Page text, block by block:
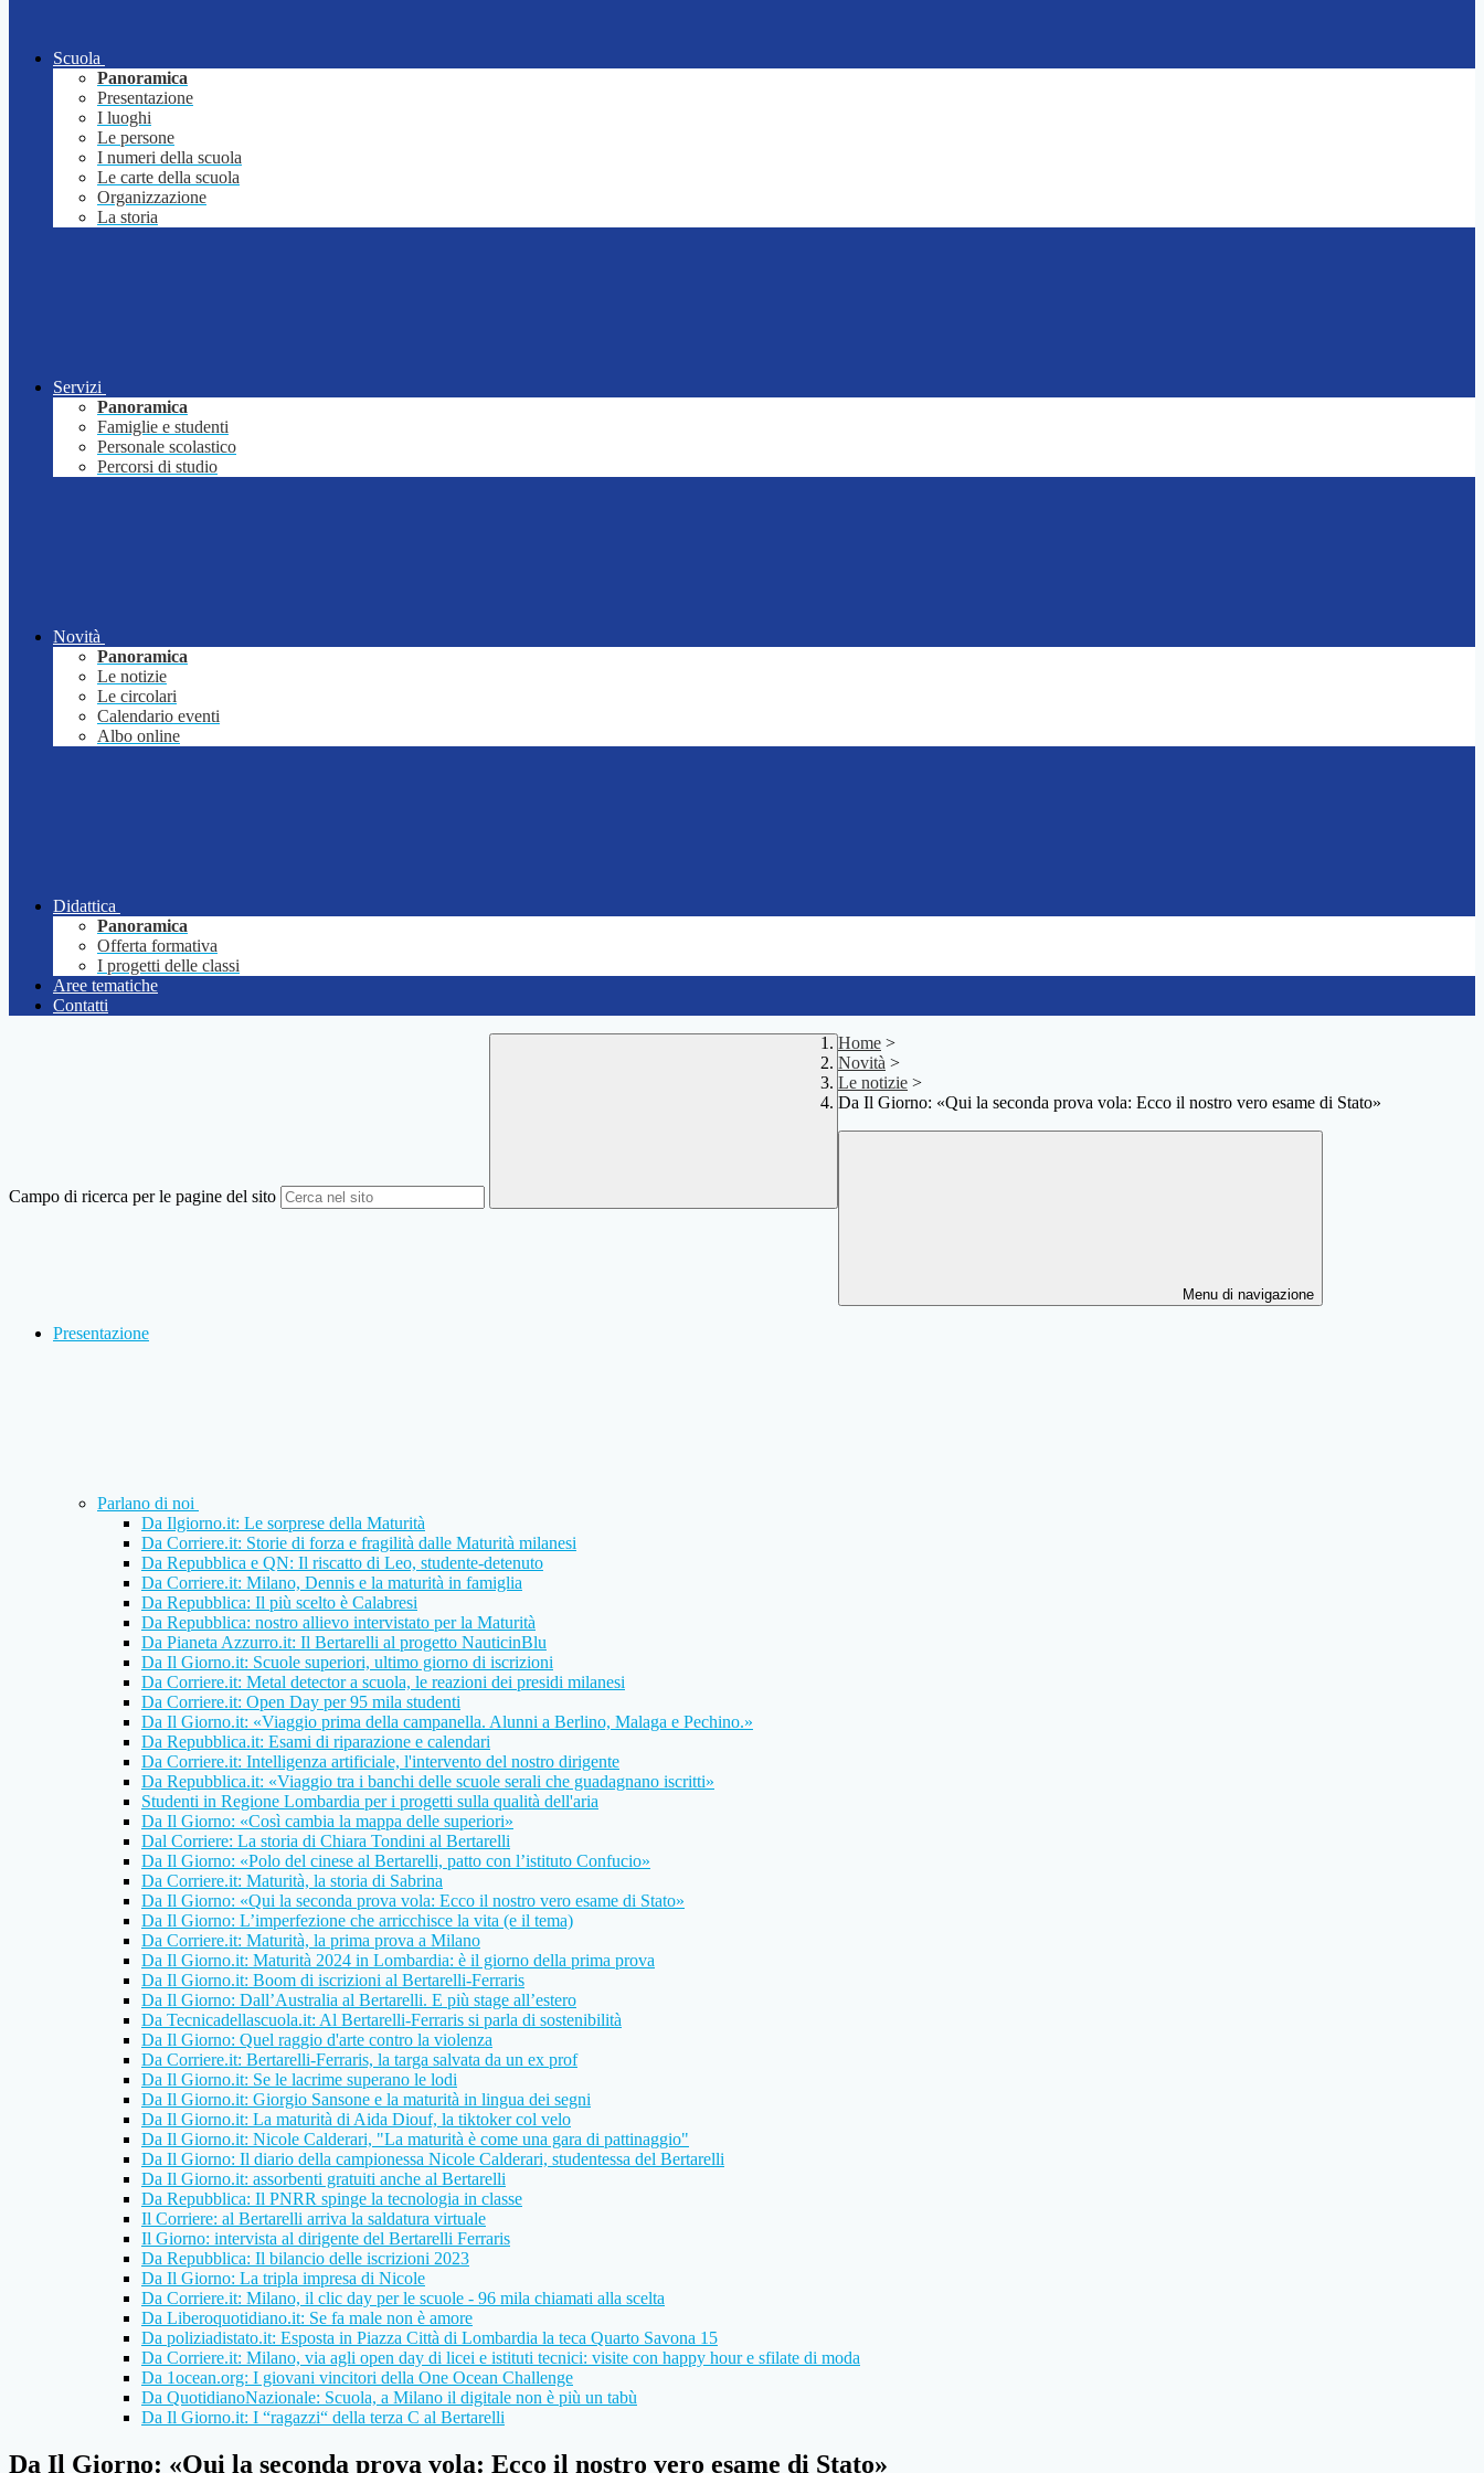
Scuola
Panoramica
Presentazione
I luoghi
Le persone
I numeri della scuola
Le carte della scuola
Organizzazione
La storia
Servizi
Panoramica
Famiglie e studenti
Personale scolastico
Percorsi di studio
Novità
Panoramica
Le notizie
Le circolari
Calendario eventi
Albo online
Didattica
Panoramica
Offerta formativa
I progetti delle classi
Aree tematiche
Contatti
Campo di ricerca per le pagine del sito
Home >
Novità >
Le notizie >
Da Il Giorno: «Qui la seconda prova vola: Ecco il nostro vero esame di Stato»
Menu di navigazione
Presentazione
Parlano di noi
Da Ilgiorno.it: Le sorprese della Maturità
Da Corriere.it: Storie di forza e fragilità dalle Maturità milanesi
Da Repubblica e QN: Il riscatto di Leo, studente-detenuto
Da Corriere.it: Milano, Dennis e la maturità in famiglia
Da Repubblica: Il più scelto è Calabresi
Da Repubblica: nostro allievo intervistato per la Maturità
Da Pianeta Azzurro.it: Il Bertarelli al progetto NauticinBlu
Da Il Giorno.it: Scuole superiori, ultimo giorno di iscrizioni
Da Corriere.it: Metal detector a scuola, le reazioni dei presidi milanesi
Da Corriere.it: Open Day per 95 mila studenti
Da Il Giorno.it: «Viaggio prima della campanella. Alunni a Berlino, Malaga e Pechino.»
Da Repubblica.it: Esami di riparazione e calendari
Da Corriere.it: Intelligenza artificiale, l'intervento del nostro dirigente
Da Repubblica.it: «Viaggio tra i banchi delle scuole serali che guadagnano iscritti»
Studenti in Regione Lombardia per i progetti sulla qualità dell'aria
Da Il Giorno: «Così cambia la mappa delle superiori»
Dal Corriere: La storia di Chiara Tondini al Bertarelli
Da Il Giorno: «Polo del cinese al Bertarelli, patto con l’istituto Confucio»
Da Corriere.it: Maturità, la storia di Sabrina
Da Il Giorno: «Qui la seconda prova vola: Ecco il nostro vero esame di Stato»
Da Il Giorno: L’imperfezione che arricchisce la vita (e il tema)
Da Corriere.it: Maturità, la prima prova a Milano
Da Il Giorno.it: Maturità 2024 in Lombardia: è il giorno della prima prova
Da Il Giorno.it: Boom di iscrizioni al Bertarelli-Ferraris
Da Il Giorno: Dall’Australia al Bertarelli. E più stage all’estero
Da Tecnicadellascuola.it: Al Bertarelli-Ferraris si parla di sostenibilità
Da Il Giorno: Quel raggio d'arte contro la violenza
Da Corriere.it: Bertarelli-Ferraris, la targa salvata da un ex prof
Da Il Giorno.it: Se le lacrime superano le lodi
Da Il Giorno.it: Giorgio Sansone e la maturità in lingua dei segni
Da Il Giorno.it: La maturità di Aida Diouf, la tiktoker col velo
Da Il Giorno.it: Nicole Calderari, "La maturità è come una gara di pattinaggio"
Da Il Giorno: Il diario della campionessa Nicole Calderari, studentessa del Bertarelli
Da Il Giorno.it: assorbenti gratuiti anche al Bertarelli
Da Repubblica: Il PNRR spinge la tecnologia in classe
Il Corriere: al Bertarelli arriva la saldatura virtuale
Il Giorno: intervista al dirigente del Bertarelli Ferraris
Da Repubblica: Il bilancio delle iscrizioni 2023
Da Il Giorno: La tripla impresa di Nicole
Da Corriere.it: Milano, il clic day per le scuole - 96 mila chiamati alla scelta
Da Liberoquotidiano.it: Se fa male non è amore
Da poliziadistato.it: Esposta in Piazza Città di Lombardia la teca Quarto Savona 15
Da Corriere.it: Milano, via agli open day di licei e istituti tecnici: visite con happy hour e sfilate di moda
Da 1ocean.org: I giovani vincitori della One Ocean Challenge
Da QuotidianoNazionale: Scuola, a Milano il digitale non è più un tabù
Da Il Giorno.it: I “ragazzi“ della terza C al Bertarelli
Da Il Giorno: «Qui la seconda prova vola: Ecco il nostro vero esame di Stato»